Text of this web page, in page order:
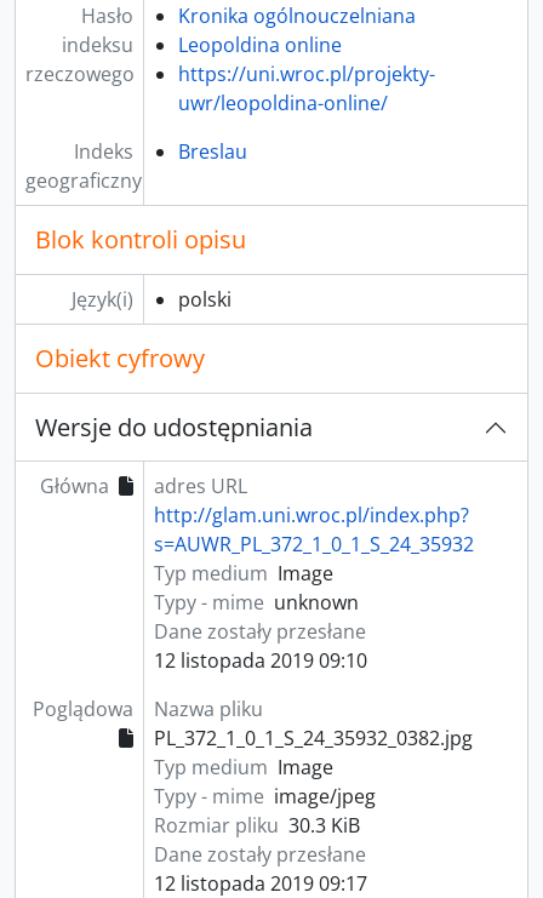
Hasło
indeksu
rzeczowego
Kronika ogólnouczelniana
Leopoldina online
https://uni.wroc.pl/projekty-
uwr/leopoldina-online/
Indeks
geograficzny
Breslau
Blok kontroli opisu
Język(i) polski
Obiekt cyfrowy
Wersje do udostępniania
Główna
adres URL
http://glam.uni.wroc.pl/index.php?
s=AUWR_PL_372_1_0_1_S_24_35932
Typ medium Image
Typy - mime unknown
Dane zostały przesłane
12 listopada 2019 09:10
Poglądowa
Nazwa pliku
PL_372_1_0_1_S_24_35932_0382.jpg
Typ medium Image
Typy - mime image/jpeg
Rozmiar pliku 30.3 KiB
Dane zostały przesłane
12 listopada 2019 09:17